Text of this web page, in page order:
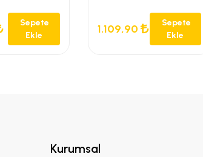
Sepete
Ekle
1.109,90
Sepete
Ekle
Kurumsal